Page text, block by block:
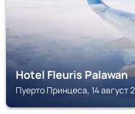
Hotel Fleuris Palawan
Пуерто Принцеса, 14 август